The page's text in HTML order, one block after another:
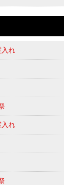
入れ
入れ